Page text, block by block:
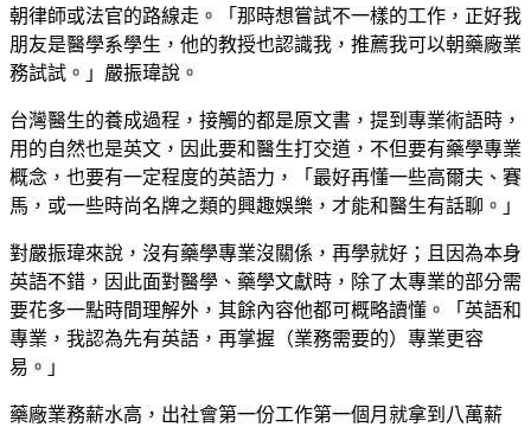
朝律師或法官的路線走。「那時想嘗試不一樣的工作，正好我
朋友是醫學系學生，他的教授也認識我，推薦我可以朝藥廠業
務試試。」嚴振瑋說。
台灣醫生的養成過程，接觸的都是原文書，提到專業術語時，
用的自然也是英文，因此要和醫生打交道，不但要有藥學專業
概念，也要有一定程度的英語力，「最好再懂一些高爾夫、賽
馬，或一些時尚名牌之類的興趣娛樂，才能和醫生有話聊。」
對嚴振瑋來說，沒有藥學專業沒關係，再學就好；且因為本身
英語不錯，因此面對醫學、藥學文獻時，除了太專業的部分需
要花多一點時間理解外，其餘內容他都可概略讀懂。「英語和
專業，我認為先有英語，再掌握（業務需要的）專業更容
易。」
藥廠業務薪水高，出社會第一份工作第一個月就拿到八萬薪